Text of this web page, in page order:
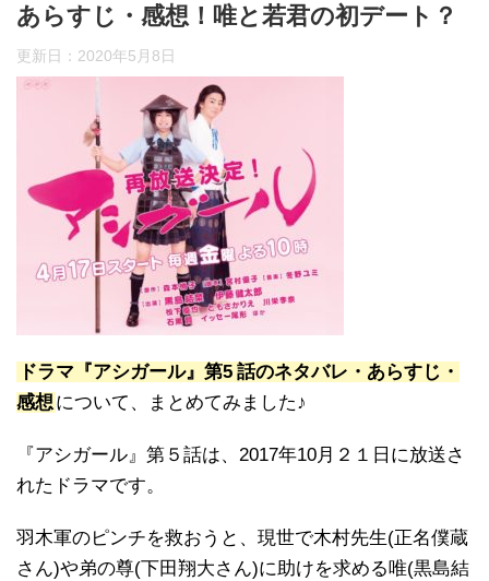
あらすじ・感想！唯と若君の初デート？
更新日： 2020年5月8日
ドラマ『アシガール』第5 話のネタバレ・あらすじ・
感想 について、まとめてみました♪
『アシガール』第５話は、2017年10月２１日に放送さ
れたドラマです。
羽木軍のピンチを救おうと、現世で木村先生(正名僕蔵
さん)や弟の尊(下田翔大さん)に助けを求める唯(黒島結